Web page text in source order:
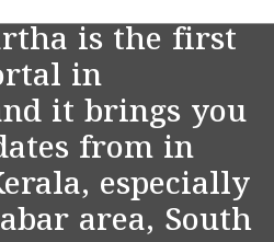
is the first
in
it brings you
from in
especially
area, South